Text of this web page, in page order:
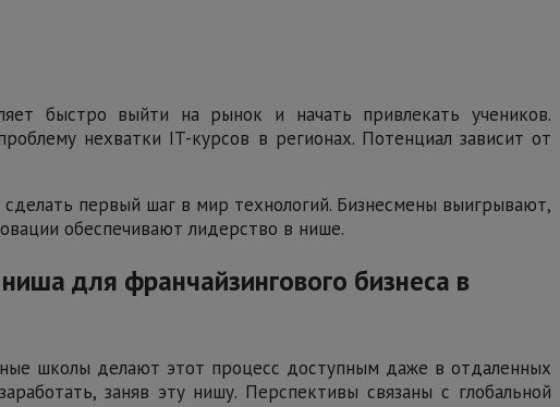
быстро выйти на рынок и начать привлекать учеников.
нехватки IT-курсов в регионах. Потенциал зависит от
первый шаг в мир технологий. Бизнесмены выигрывают,
обеспечивают лидерство в нише.
для франчайзингового бизнеса в
школы делают этот процесс доступным даже в отдаленных
заняв эту нишу. Перспективы связаны с глобальной